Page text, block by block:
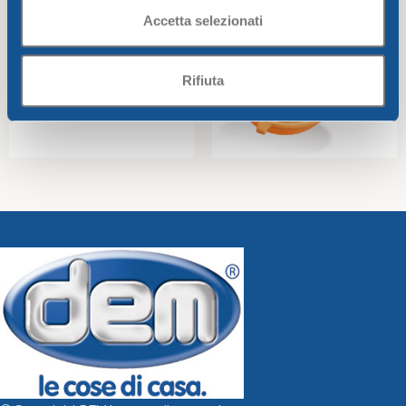
Accetta selezionati
Rifiuta
1,40€
Add To Cart
2,81
Add To Cart